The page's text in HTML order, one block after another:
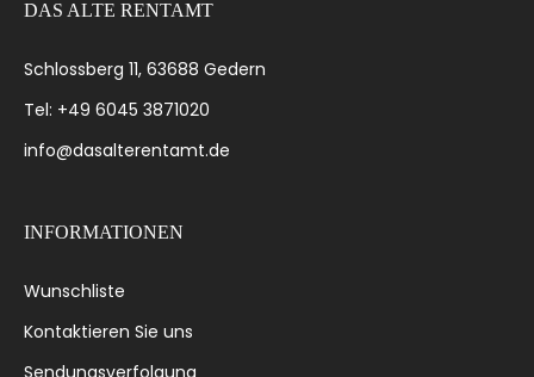
DAS ALTE RENTAMT
Schlossberg 11, 63688 Gedern
Tel: +49 6045 3871020
info@dasalterentamt.de
INFORMATIONEN
Wunschliste
Kontaktieren Sie uns
Sendungsverfolgung